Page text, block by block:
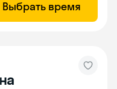
Выбрать время